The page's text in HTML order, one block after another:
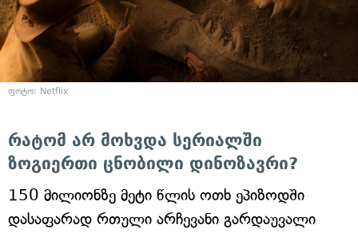
ფოტო: Netflix
რატომ არ მოხვდა სერიალში
ზოგიერთი ცნობილი დინოზავრი?
150 მილიონზე მეტი წლის ოთხ ეპიზოდში
დასაფარად რთული არჩევანი გარდაუვალი